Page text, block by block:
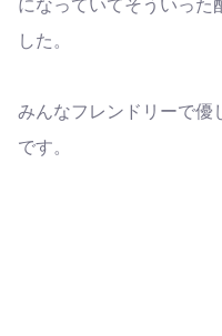
になっていてそういった
した。
みんなフレンドリーで優
です。